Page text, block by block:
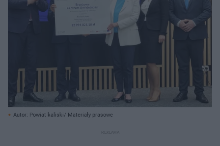
Autor: Powiat kaliski/ Materiały prasowe